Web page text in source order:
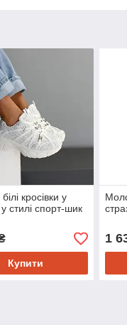
кросівки у
стилі спорт-шик
Купити
1